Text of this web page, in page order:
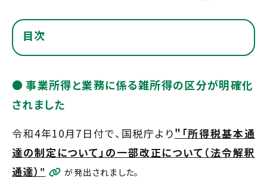
目次
事業所得と業務に係る雑所得の区分が明確化
されました
令和4年10月7日付で、国税庁より"「所得税基本通
達の制定について」の一部改正について（法令解釈
通達） " が発出されました。